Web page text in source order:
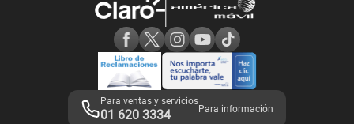
Adquirientes iPhone 6, 6S y SE
Mensaje de Seguridad
Términos y Condiciones de Tienda Claro
Libro de Reclamaciones
Legales de marketplace
Para ventas y servicios
01 620 3334 Para información